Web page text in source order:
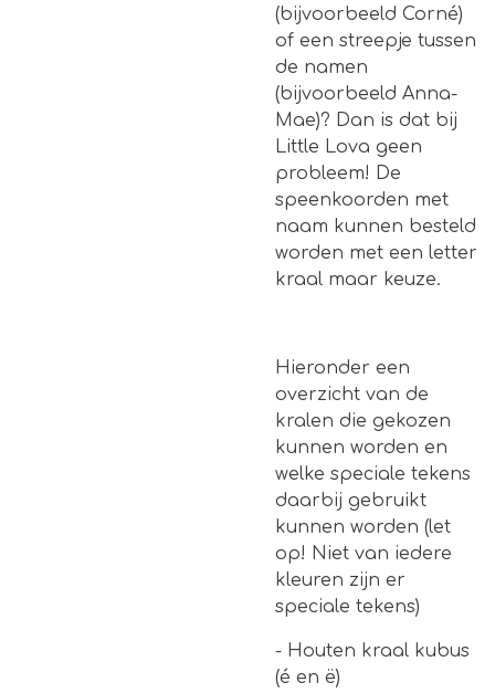
(bijvoorbeeld Corné)
of een streepje tussen
de namen
(bijvoorbeeld Anna-
Mae)? Dan is dat bij
Little Lova geen
probleem! De
speenkoorden met
naam kunnen besteld
worden met een letter
kraal maar keuze.
Hieronder een
overzicht van de
kralen die gekozen
kunnen worden en
welke speciale tekens
daarbij gebruikt
kunnen worden (let
op! Niet van iedere
kleuren zijn er
speciale tekens)
- Houten kraal kubus
(é en ë)